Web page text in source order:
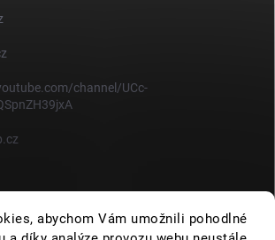
abychom Vám umožnili pohodlné
channel/UCc-